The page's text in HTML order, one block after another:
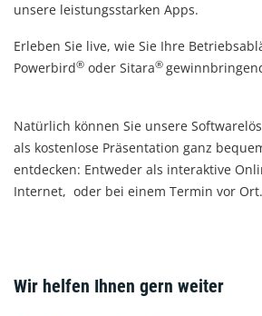
unsere leistungsstarken Apps.
Erleben Sie live, wie Sie Ihre
Powerbird® oder Sitara®
Natürlich können Sie unsere
als kostenlose Präsentation ganz
entdecken: Entweder als interaktive
Internet, oder bei einem Termin vor Ort.
Wir helfen Ihnen gern weiter